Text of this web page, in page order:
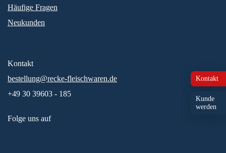
Kontakt
Kunde
werden
Häufige Fragen
Neukunden
Kontakt
bestellung@recke-fleischwaren.de
+49 30 39603 - 185
Folge uns auf